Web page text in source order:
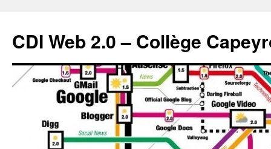
CDI Web 2.0 – Collège